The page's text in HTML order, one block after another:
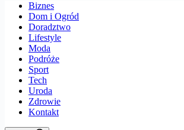
Biznes
Dom i Ogród
Doradztwo
Lifestyle
Moda
Podróże
Sport
Tech
Uroda
Zdrowie
Kontakt